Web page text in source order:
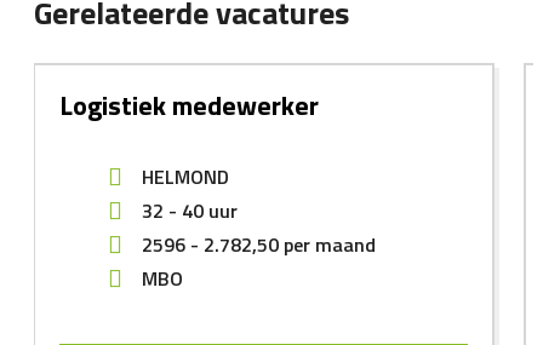
Gerelateerde vacatures
Logistiek medewerker
HELMOND
32 - 40 uur
2596 - 2.782,50 per maand
MBO